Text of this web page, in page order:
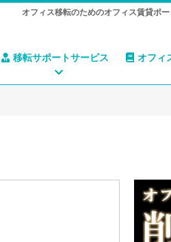
オフィス移転のためのオフィス賃貸ポ
移転サポートサービス オフィ